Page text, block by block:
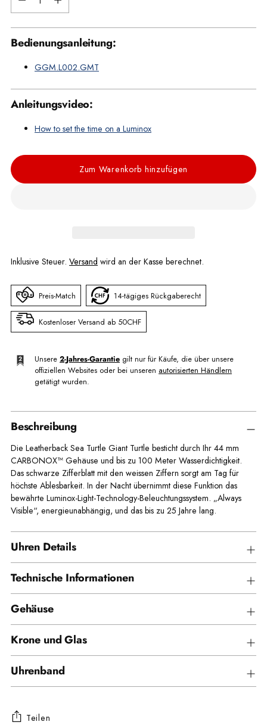
Bedienungsanleitung:
GGM.L002.GMT
Anleitungsvideo:
How to set the time on a Luminox
Zum Warenkorb hinzufügen
Inklusive Steuer. Versand wird an der Kasse berechnet.
Preis-Match 14-tägiges Rückgaberecht
Kostenloser Versand ab 50CHF
Unsere 2-Jahres-Garantie gilt nur für Käufe, die über unsere
offiziellen Websites oder bei unseren autorisierten Händlern
getätigt wurden.
Beschreibung
Die Leatherback Sea Turtle Giant Turtle besticht durch Ihr 44 mm
CARBONOX™ Gehäuse und bis zu 100 Meter Wasserdichtigkeit.
Das schwarze Zifferblatt mit den weissen Ziffern sorgt am Tag für
höchste Ablesbarkeit. In der Nacht übernimmt diese Funktion das
bewährte Luminox-Light-Technology-Beleuchtungssystem. „Always
Visible“, energieunabhängig, und das bis zu 25 Jahre lang.
Uhren Details
Technische Informationen
Gehäuse
Krone und Glas
Uhrenband
Teilen